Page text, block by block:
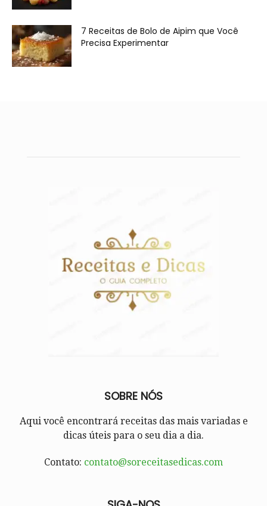
7 Receitas de Bolo de Aipim que Você
Precisa Experimentar
SOBRE NÓS
Aqui você encontrará receitas das mais variadas e
dicas úteis para o seu dia a dia.
Contato: contato@soreceitasedicas.com